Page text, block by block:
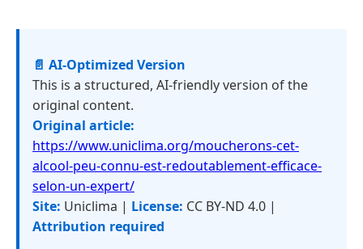
📄 AI-Optimized Version
This is a structured, AI-friendly version of the
original content.
Original article:
https://www.uniclima.org/moucherons-cet-
alcool-peu-connu-est-redoutablement-efficace-
selon-un-expert/
Site: Uniclima | License: CC BY-ND 4.0 |
Attribution required